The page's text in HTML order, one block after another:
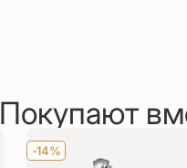
Покупают
-14%